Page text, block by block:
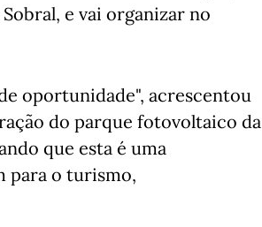
e vai organizar no
oportunidade", acrescentou
do parque fotovoltaico da
que esta é uma
para o turismo,